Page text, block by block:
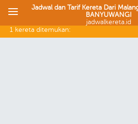
Jadwal dan Tarif Kereta Dari
BANYUWANGI
jadwalkereta.id
1 kereta ditemukan: